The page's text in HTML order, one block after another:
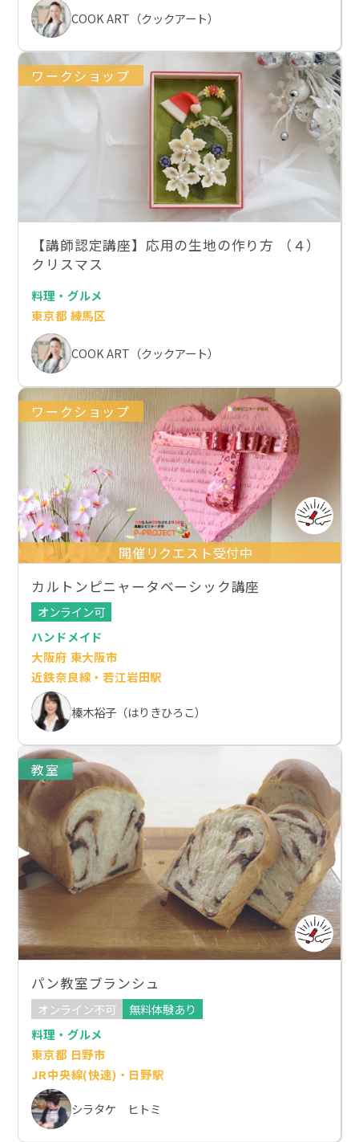
COOK ART（クックアート）
ワークショップ
【講師認定講座】応用の生地の作り方 （４）
クリスマス
料理・グルメ
東京都 練馬区
COOK ART（クックアート）
ワークショップ
開催リクエスト受付中
カルトンピニャータベーシック講座
オンライン可
ハンドメイド
大阪府 東大阪市
近鉄奈良線・若江岩田駅
榛木裕子（はりきひろこ）
教室
パン教室ブランシュ
オンライン不可
無料体験あり
料理・グルメ
東京都 日野市
JR中央線(快速)・日野駅
シラタケ ヒトミ